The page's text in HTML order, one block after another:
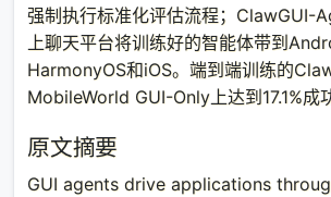
强制执行标准化评估流程；ClawGUI-
上聊天平台将训练好的智能体带到
HarmonyOS和iOS。端到端训练的
MobileWorld GUI-Only上达到17.1%成
原文摘要
GUI agents drive applications